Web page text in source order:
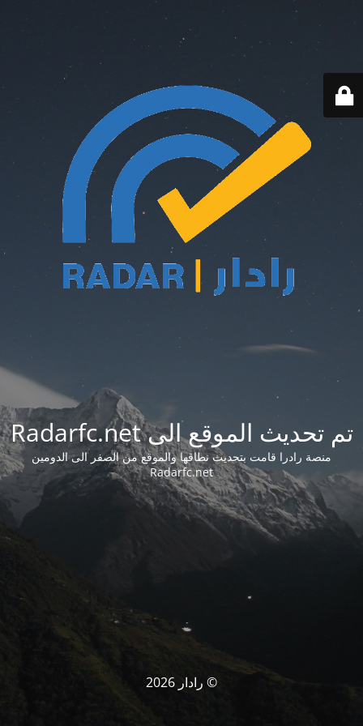
تم تحديث الموقع الى Radarfc.net
منصة رادرا قامت بتحديث نطاقها والموقع من الصفر الى الدومين
Radarfc.net
© رادار 2026